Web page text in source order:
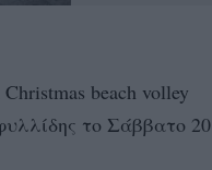
beach volley
το Σάββατο 20